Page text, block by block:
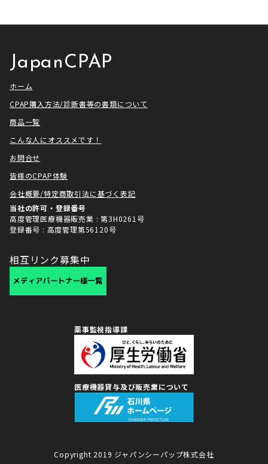
ク様は長い歴史があり、私も大
満足いただけるサービスを提供さ
JapanCPAP
ホーム
CPAP購入方法/診断書等の書類について
商品一覧
こんな人にオススメです！
お問合せ
皆様のCPAP体験
会社概要/特定商取引法に基づく表記
当社の許可・登録番号
高度管理医療機器販売業 : 第3H0261号
登録番号 : 高度管理第56120号
相互リンク募集中
薬事監視指導課
医療機器貸与及び販売業について
Copyright 2019 ジャパンシーパップ株式会社